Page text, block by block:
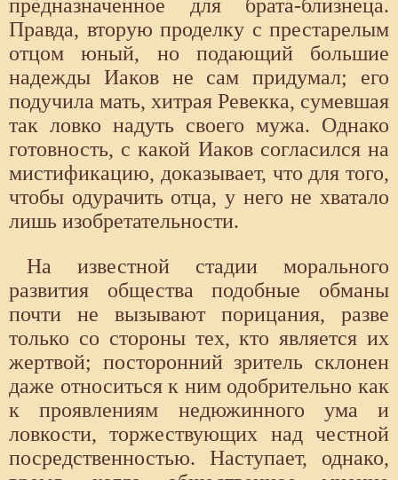
предназначенное для брата-близнеца.
Правда, вторую проделку с престарелым
отцом юный, но подающий большие
надежды Иаков не сам придумал; его
подучила мать, хитрая Ревекка, сумевшая
так ловко надуть своего мужа. Однако
готовность, с какой Иаков согласился на
мистификацию, доказывает, что для того,
чтобы одурачить отца, у него не хватало
лишь изобретательности.
На известной стадии морального
развития общества подобные обманы
почти не вызывают порицания, разве
только со стороны тех, кто является их
жертвой; посторонний зритель склонен
даже относиться к ним одобрительно как
к проявлениям недюжинного ума и
ловкости, торжествующих над честной
посредственностью. Наступает, однако,